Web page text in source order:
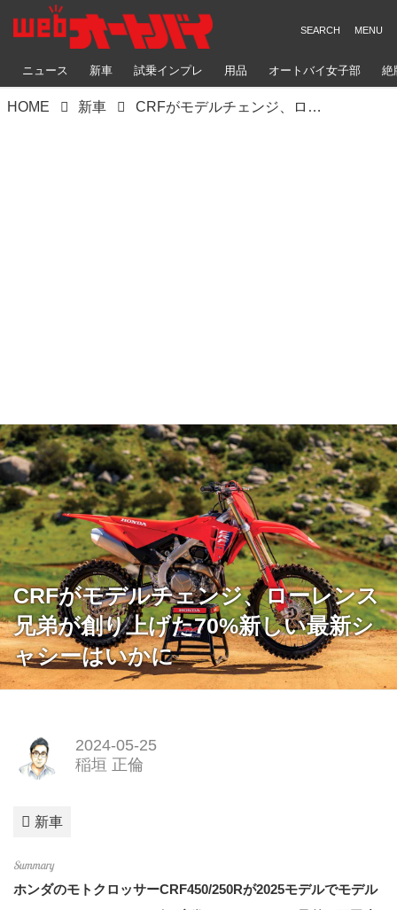
ニュース 新車 試乗インプレ 用品 オートバイ女子部 絶
HOME 新車 CRFがモデルチェンジ、ローレンス兄弟が創り上げた70%新しい最新シャシーはいかに
CRFがモデルチェンジ、ローレンス
兄弟が創り上げた70%新しい最新シ
ャシーはいかに
2024-05-25
稲垣 正倫
新車
ホンダのモトクロッサーCRF450/250Rが2025モデルでモデル